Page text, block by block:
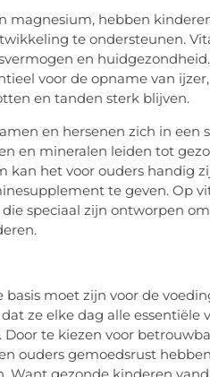
magnesium, hebben
te ondersteunen.
en
voor de opname van
en tanden sterk blijven.
en hersenen zich in een
en mineralen leiden tot
kan het voor ouders handig
te geven. Op
speciaal zijn ontworpen
moet zijn voor de
ze elke dag alle essentiële
te kiezen voor
ouders gemoedsrust
Want gezonde kinderen